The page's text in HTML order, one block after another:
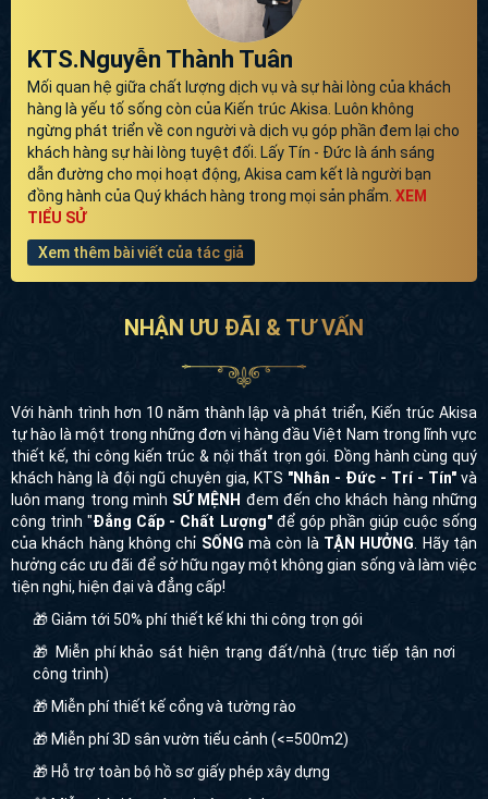
KTS.Nguyễn Thành Tuân
Mối quan hệ giữa chất lượng dịch vụ và sự hài lòng của khách
hàng là yếu tố sống còn của Kiến trúc Akisa. Luôn không
ngừng phát triển về con người và dịch vụ góp phần đem lại cho
khách hàng sự hài lòng tuyệt đối. Lấy Tín - Đức là ánh sáng
dẫn đường cho mọi hoạt động, Akisa cam kết là người bạn
đồng hành của Quý khách hàng trong mọi sản phẩm. XEM
TIỂU SỬ
Xem thêm bài viết của tác giả
NHẬN ƯU ĐÃI & TƯ VẤN
Với hành trình hơn 10 năm thành lập và phát triển, Kiến trúc Akisa
tự hào là một trong những đơn vị hàng đầu Việt Nam trong lĩnh vực
thiết kế, thi công kiến trúc & nội thất trọn gói. Đồng hành cùng quý
khách hàng là đội ngũ chuyên gia, KTS "Nhân - Đức - Trí - Tín" và
luôn mang trong mình SỨ MỆNH đem đến cho khách hàng những
công trình "Đẳng Cấp - Chất Lượng"để góp phần giúp cuộc sống
của khách hàng không chỉ SỐNG mà còn là TẬN HƯỞNG . Hãy tận
hưởng các ưu đãi để sở hữu ngay một không gian sống và làm việc
tiện nghi, hiện đại và đẳng cấp!
🎁 Giảm tới 50% phí thiết kế khi thi công trọn gói
🎁 Miễn phí khảo sát hiện trạng đất/nhà (trực tiếp tận nơi
công trình)
🎁 Miễn phí thiết kế cổng và tường rào
🎁 Miễn phí 3D sân vườn tiểu cảnh (<=500m2)
🎁 Hỗ trợ toàn bộ hồ sơ giấy phép xây dựng